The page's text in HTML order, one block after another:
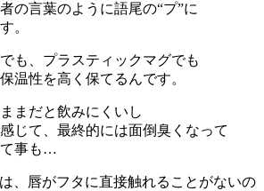
の言葉のように語尾の“プ”に
。
も、プラスティックマグでも
温性を高く保てるんです。
まだと飲みにくいし
じて、最終的には面倒臭くなって
て事も…
、唇がフタに直接触れることがないの